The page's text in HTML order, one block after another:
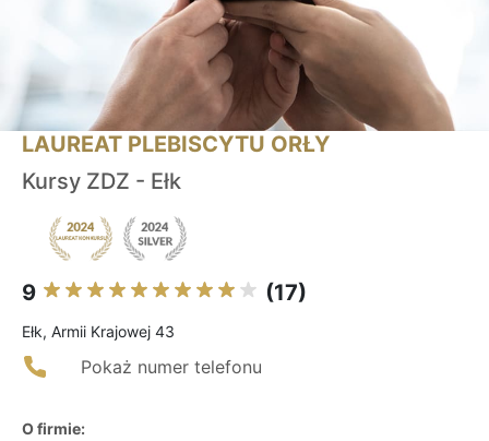
LAUREAT PLEBISCYTU ORŁY
Kursy ZDZ - Ełk
9 (17)
Ełk, Armii Krajowej 43
Pokaż numer telefonu
O firmie: